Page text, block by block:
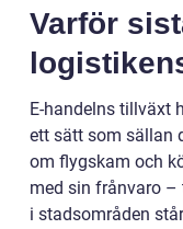
Varför
E-handelns tillväxt
ett sätt som sällan
om flygskam och
med sin frånvaro –
i stadsområden